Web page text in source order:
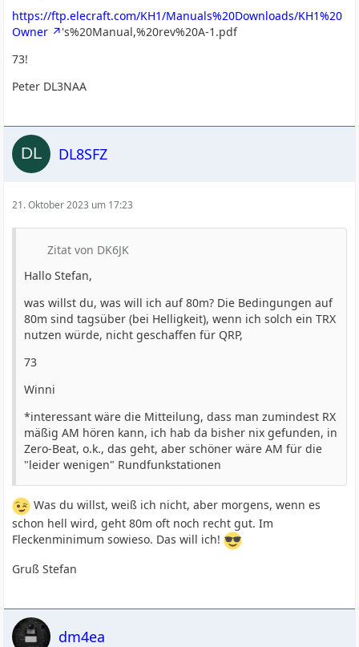
https://ftp.elecraft.com/KH1/Manuals%20Downloads/KH1%20
Owner
's%20Manual,%20rev%20A-1.pdf
73!
Peter DL3NAA
DL8SFZ
21. Oktober 2023 um 17:23
Zitat von DK6JK
Hallo Stefan,
was willst du, was will ich auf 80m? Die Bedingungen auf
80m sind tagsüber (bei Helligkeit), wenn ich solch ein TRX
nutzen würde, nicht geschaffen für QRP,
73
Winni
*interessant wäre die Mitteilung, dass man zumindest RX
mäßig AM hören kann, ich hab da bisher nix gefunden, in
Zero-Beat, o.k., das geht, aber schöner wäre AM für die
"leider wenigen" Rundfunkstationen
Was du willst, weiß ich nicht, aber morgens, wenn es
schon hell wird, geht 80m oft noch recht gut. Im
Fleckenminimum sowieso. Das will ich!
Gruß Stefan
dm4ea